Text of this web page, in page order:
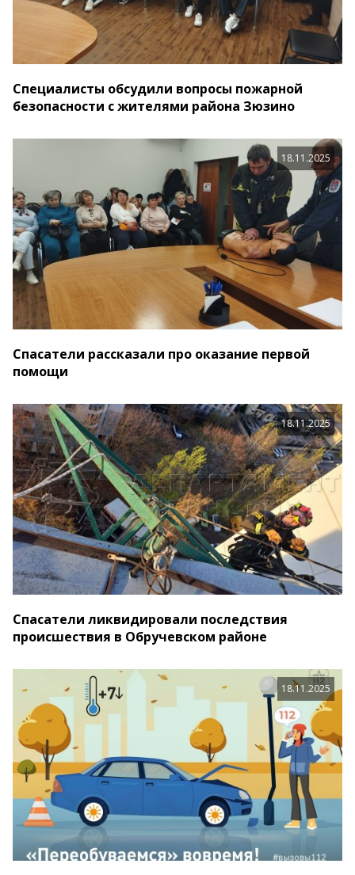
Специалисты обсудили вопросы пожарной
безопасности с жителями района Зюзино
18.11.2025
Спасатели рассказали про оказание первой
помощи
18.11.2025
Спасатели ликвидировали последствия
происшествия в Обручевском районе
18.11.2025